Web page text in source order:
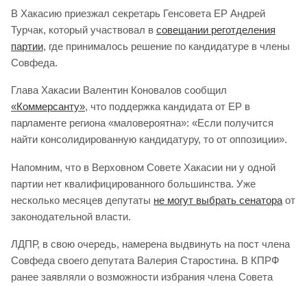
В Хакасию приезжал секретарь Генсовета ЕР Андрей
Турчак, который участвовал в совещании реготделения
партии, где принималось решение по кандидатуре в члены
Совфеда.
Глава Хакасии Валентин Коновалов сообщил
«Коммерсанту», что поддержка кандидата от ЕР в
парламенте региона «маловероятна»: «Если получится
найти консолидированную кандидатуру, то от оппозиции».
Напомним, что в Верховном Совете Хакасии ни у одной
партии нет квалифицированного большинства. Уже
несколько месяцев депутаты не могут выбрать сенатора от
законодательной власти.
ЛДПР, в свою очередь, намерена выдвинуть на пост члена
Совфеда своего депутата Валерия Старостина. В КПРФ
ранее заявляли о возможности избрания члена Совета